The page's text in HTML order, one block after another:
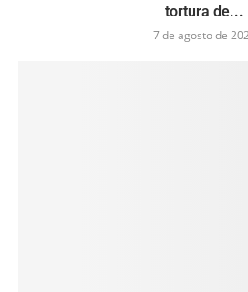
tortura de...
7 de agosto de